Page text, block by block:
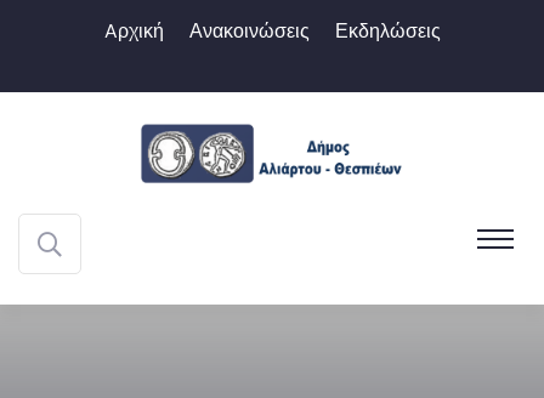
Aρχική Ανακοινώσεις Εκδηλώσεις